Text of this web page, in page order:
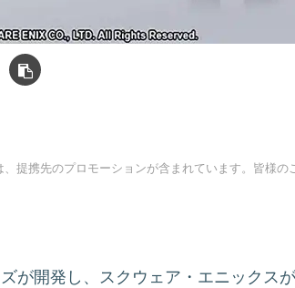
提携先のプロモーションが含まれています。皆様の
が開発し、スクウェア・エニックス